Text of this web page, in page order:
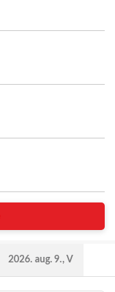
2026. aug. 9., V